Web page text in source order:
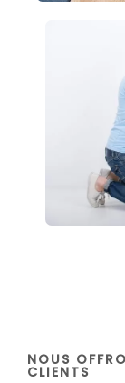
NOUS
CLIENTS